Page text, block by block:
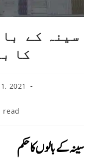
سینہ کے
کا
2021
read
سینہ کے بالوں کا حکم